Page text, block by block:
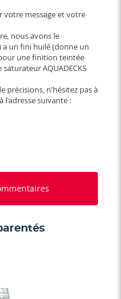
votre message et votre
nous avons le
a un fini huilé (donne un
une finition teintée
AQUADECKS
précisions, n'hésitez pas à
l'adresse suivante :